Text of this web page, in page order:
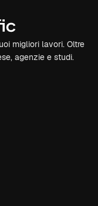
migliori lavori. Oltre
agenzie e studi.